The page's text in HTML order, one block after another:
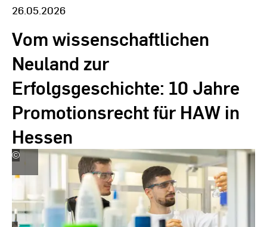
26.05.2026
Vom wissenschaftlichen
Neuland zur
Erfolgsgeschichte: 10 Jahre
Promotionsrecht für HAW in
Hessen
©
Andreas
Schlote
(www.andreasschlote.de)